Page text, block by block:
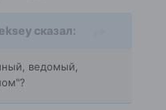
сказал:
ведомый,